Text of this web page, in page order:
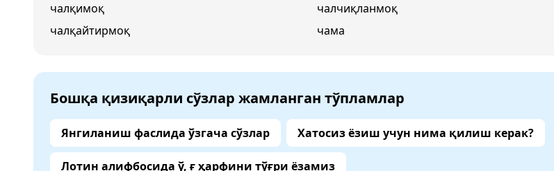
чалқимоқ
чалқайтирмоқ
чалчиқланмоқ
чама
Бошқа қизиқарли сўзлар жамланган тўпламлар
Янгиланиш фаслида ўзгача сўзлар Хатосиз ёзиш учун нима қилиш керак?
Лотин алифбосида ў, ғ ҳарфини тўғри ёзамиз